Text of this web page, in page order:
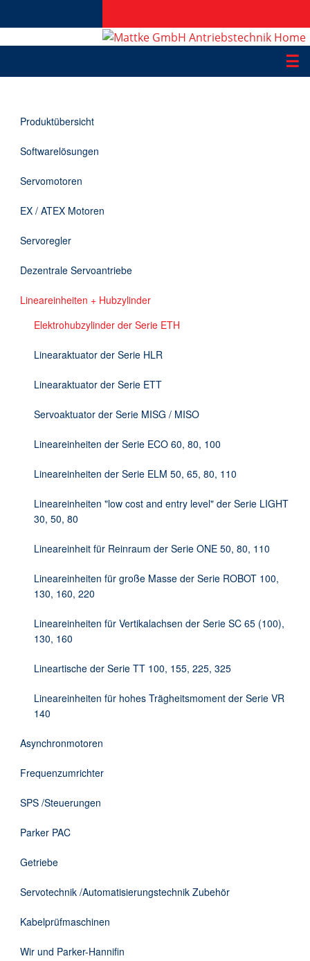
☰
Applikationen
Informationen
Downloads
Kontakt
Produktübersicht
Softwarelösungen
Servomotoren
EX / ATEX Motoren
Servoregler
Dezentrale Servoantriebe
Lineareinheiten + Hubzylinder
Elektrohubzylinder der Serie ETH
Linearaktuator der Serie HLR
Linearaktuator der Serie ETT
Servoaktuator der Serie MISG / MISO
Lineareinheiten der Serie ECO 60, 80, 100
Lineareinheiten der Serie ELM 50, 65, 80, 110
Lineareinheiten "low cost and entry level" der Serie LIGHT
30, 50, 80
Lineareinheit für Reinraum der Serie ONE 50, 80, 110
Lineareinheiten für große Masse der Serie ROBOT 100,
130, 160, 220
Lineareinheiten für Vertikalachsen der Serie SC 65 (100),
130, 160
Lineartische der Serie TT 100, 155, 225, 325
Lineareinheiten für hohes Trägheitsmoment der Serie VR
140
Asynchronmotoren
Frequenzumrichter
SPS /Steuerungen
Parker PAC
Getriebe
Servotechnik /Automatisierungstechnik Zubehör
Kabelprüfmaschinen
Wir und Parker-Hannifin